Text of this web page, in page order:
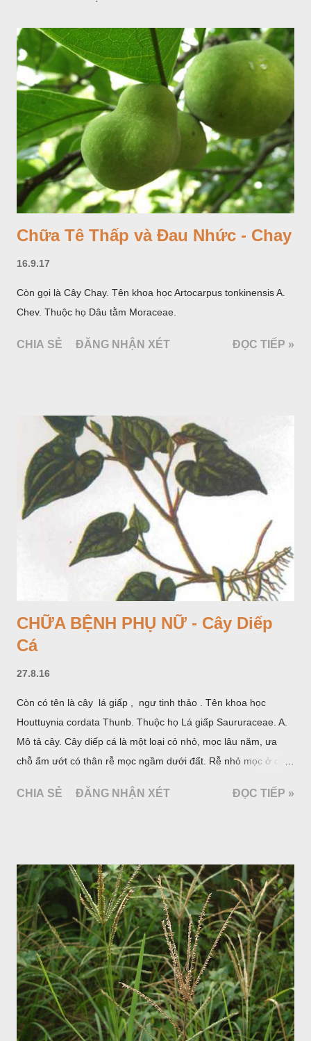
Chữa Tê Thấp và Đau Nhức - Chay
16.9.17
Còn gọi là Cây Chay. Tên khoa học Artocarpus tonkinensis A.
Chev. Thuộc họ Dâu tằm Moraceae.
CHIA SẺ ĐĂNG NHẬN XÉT ĐỌC TIẾP »
CHỮA BỆNH PHỤ NỮ - Cây Diếp
Cá
27.8.16
Còn có tên là cây lá giấp , ngư tinh thảo . Tên khoa học
Houttuynia cordata Thunb. Thuộc họ Lá giấp Saururaceae. A.
Mô tả cây. Cây diếp cá là một loại cỏ nhỏ, mọc lâu năm, ưa
chỗ ẩm ướt có thân rễ mọc ngầm dưới đất. Rễ nhỏ mọc ở các
cách, hình tim, đầu lá, hơi nhọn hay nhọn hẳn. Hoa nhỏ màu
cá. Hoa nở về mùa hạ vào các tháng 5-8. (Hình dưới).
CHIA SẺ ĐĂNG NHẬN XÉT ĐỌC TIẾP »